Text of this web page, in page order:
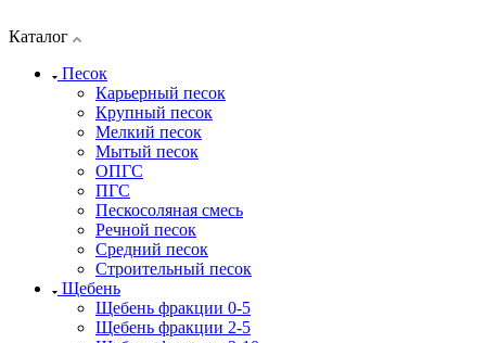
Каталог
Песок
Карьерный песок
Крупный песок
Мелкий песок
Мытый песок
ОПГС
ПГС
Пескосоляная смесь
Речной песок
Средний песок
Строительный песок
Щебень
Щебень фракции 0-5
Щебень фракции 2-5